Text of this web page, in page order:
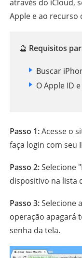
através do iCloud,
Apple e ao recurso
🔮 Requisitos
Buscar
O Apple ID
Passo 1:Acesse o
faça login com seu
Passo 2:Selecione
dispositivo na lista
Passo 3:Selecione
operação apagará
senha da tela.